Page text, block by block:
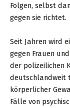
Folgen, selbst
gegen sie richtet.
Seit Jahren wird
gegen Frauen
der polizeilichen
deutschlandweit
körperlicher
Fälle von